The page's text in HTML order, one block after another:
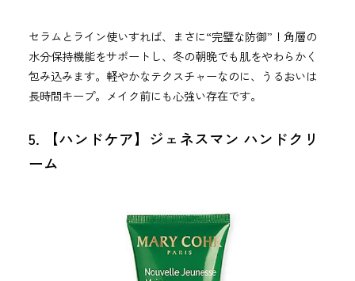
セラムとライン使いすれば、まさに“完璧な防御”！角層の
水分保持機能をサポートし、冬の朝晩でも肌をやわらかく
包み込みます。軽やかなテクスチャーなのに、うるおいは
長時間キープ。メイク前にも心強い存在です。
5. 【ハンドケア】ジェネスマン ハンドクリ
ーム